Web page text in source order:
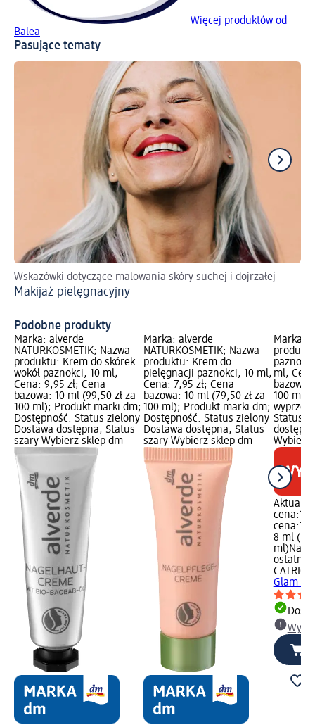
Więcej produktów od
Balea
Pasujące tematy
Wskazówki dotyczące malowania skóry suchej i dojrzałej
Makijaż pielęgnacyjny
Podobne produkty
Marka: alverde
NATURKOSMETIK; Nazwa
produktu: Krem do skórek
wokół paznokci, 10 ml;
Cena: 9,95 zł; Cena
bazowa: 10 ml (99,50 zł za
100 ml); Produkt marki dm;
Dostępność: Status zielony
Dostawa dostępna, Status
szary Wybierz sklep dm
Marka: alverde
NATURKOSMETIK; Nazwa
produktu: Krem do
pielęgnacji paznokci, 10 ml;
Cena: 7,95 zł; Cena
bazowa: 10 ml (79,50 zł za
100 ml); Produkt marki dm;
Dostępność: Status zielony
Dostawa dostępna, Status
szary Wybierz sklep dm
Marka:
ml;
bazowa:
100 ml);
Status
Wybierz
Aktualna
cena:
cena:
8 ml
ml)
CATRICE
Glam In